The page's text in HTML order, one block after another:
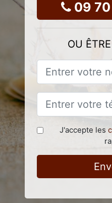
09 70
OU
J'accepte les